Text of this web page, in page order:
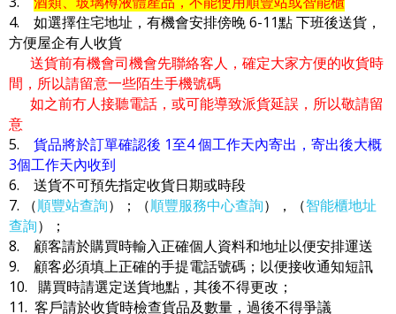
4. 如選擇住宅地址，有機會安排傍晚 6-11點 下班後送貨，
方便屋企有人收貨
送貨前有機會司機會先聯絡客人，確定大家方便的收貨時
間，所以請留意一些陌生手機號碼
如之前冇人接聽電話，或可能導致派貨延誤，所以敬請留
意
5. 貨品將於訂單確認後 1至4 個工作天內寄出，寄出後大概
3個工作天內收到
6. 送貨不可預先指定收貨日期或時段
7. （順豐站查詢）；（順豐服務中心查詢），（智能櫃地址
查詢）；
8. 顧客請於購買時輸入正確個人資料和地址以便安排運送
9. 顧客必須填上正確的手提電話號碼；以便接收通知短訊
10. 購買時請選定送貨地點，其後不得更改；
11. 客戶請於收貨時檢查貨品及數量，過後不得爭議